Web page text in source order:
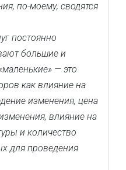
по-моему, сводятся
постоянно
большие и
— это
как влияние на
изменения, цена
влияние на
и количество
для проведения